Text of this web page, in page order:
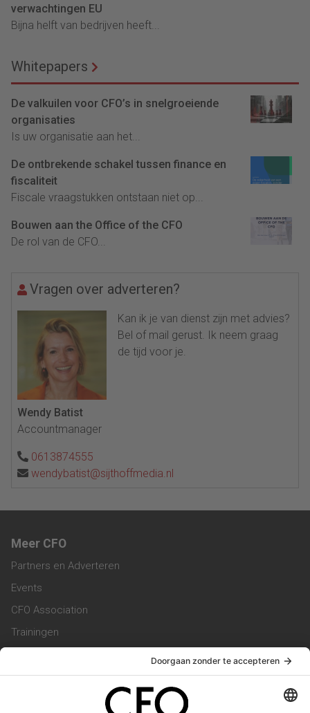
verwachtingen EU
Bijna helft van bedrijven heeft...
Whitepapers
De valkuilen voor CFO’s in snelgroeiende
organisaties
Is uw organisatie aan het...
De ontbrekende schakel tussen finance en
fiscaliteit
Fiscale vraagstukken ontstaan niet op...
Bouwen aan the Office of the CFO
De rol van de CFO...
Vragen over adverteren?
Kan ik je van dienst zijn met advies?
Bel of mail gerust. Ik neem graag
de tijd voor je.
Wendy Batist
Accountmanager
0613874555
wendybatist@sijthoffmedia.nl
Meer CFO
Partners en Adverteren
Events
CFO Association
Trainingen
Vacatures
Service & Contact